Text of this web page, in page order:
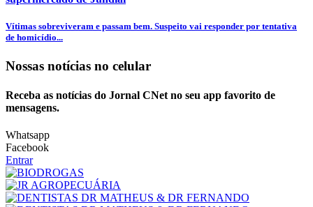
Vítimas sobreviveram e passam bem. Suspeito vai responder por tentativa
de homicídio...
Nossas notícias no celular
Receba as notícias do Jornal CNet no seu app favorito de
mensagens.
Whatsapp
Facebook
Entrar